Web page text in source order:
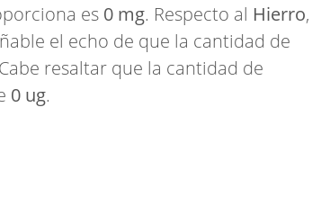
es 0 mg. Respecto al Hierro,
el echo de que la cantidad de
resaltar que la cantidad de
0 ug.